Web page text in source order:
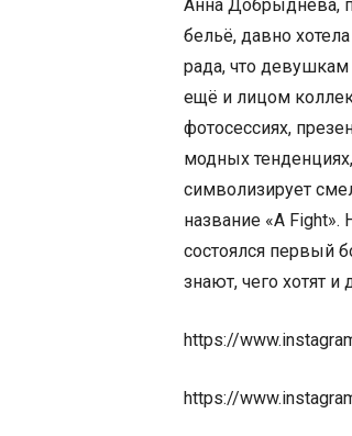
Анна Добрыднева,
бельё, давно
рада, что девушкам
ещё и лицом
фотосессиях,
модных
символизирует
название «A Fight».
состоялся первый
знают, чего хотят
https://
https://